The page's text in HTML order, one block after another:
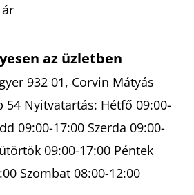
az üzletben
932 01, Corvin Mátyás
54 Nyitvatartás: Hétfő 09:00-
09:00-17:00 Szerda 09:00-
09:00-17:00 Péntek
Szombat 08:00-12:00